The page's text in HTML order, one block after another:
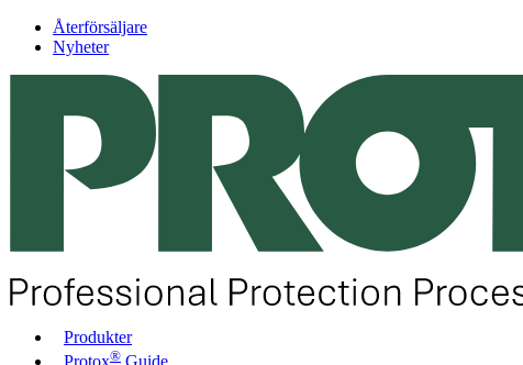
Återförsäljare
Nyheter
Produkter
®